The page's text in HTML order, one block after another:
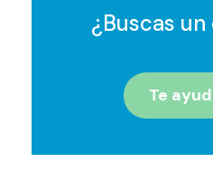
¿Buscas
Te